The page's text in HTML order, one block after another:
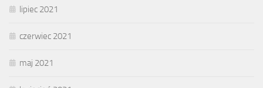
lipiec 2021
czerwiec 2021
maj 2021